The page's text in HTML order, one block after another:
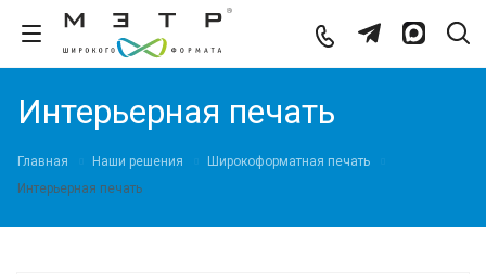
Интерьерная печать
Главная Наши решения
Широкоформатная печать
Интерьерная печать